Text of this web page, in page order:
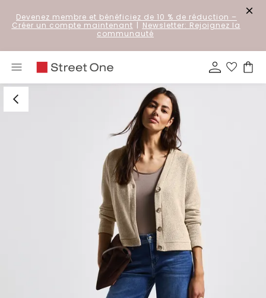
Devenez membre et bénéficiez de 10 % de réduction –
Créer un compte maintenant | Newsletter: Rejoignez la
communauté